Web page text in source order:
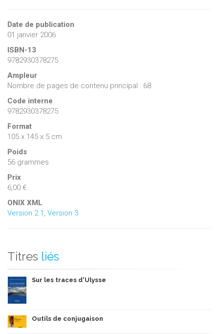
Date de publication
01 janvier 2006
ISBN-13
9782930378275
Ampleur
Nombre de pages de contenu principal : 68
Code interne
9782930378275
Format
105 x 145 x 5 cm
Poids
56 grammes
Prix
6,00 €
ONIX XML
Version 2.1 Version 3
Titres liés
Sur les traces d'Ulysse
Outils de conjugaison